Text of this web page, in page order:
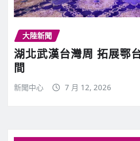
大陸新聞
湖北武漢台灣周 拓展鄂
間
新聞中心 7 月 12, 2026